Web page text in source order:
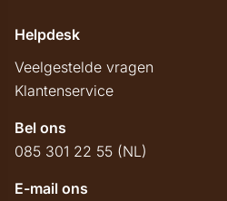
Helpdesk
Veelgestelde vragen
Klantenservice
Bel ons
085 301 22 55 (NL)
E-mail ons